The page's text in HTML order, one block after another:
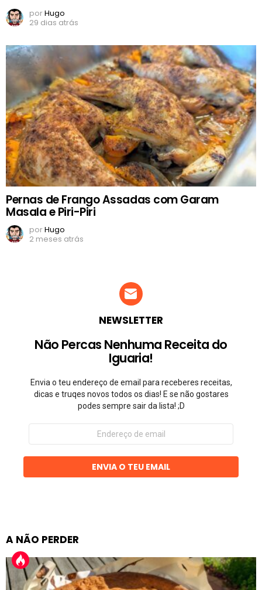
porHugo
29 dias atrás
Pernas de Frango Assadas com Garam
Masala e Piri-Piri
porHugo
2 meses atrás
NEWSLETTER
Não Percas Nenhuma Receita do
Iguaria!
Envia o teu endereço de email para receberes receitas,
dicas e truqes novos todos os dias! E se não gostares
podes sempre sair da lista! ;D
Endereço
email
ENVIA O TEU EMAIL
A NÃO PERDER